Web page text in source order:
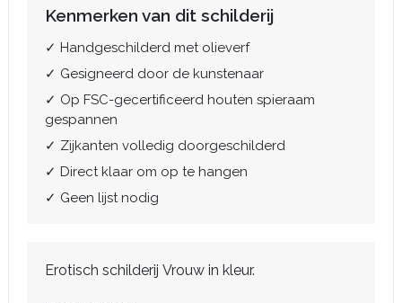
Kenmerken van dit schilderij
✓ Handgeschilderd met olieverf
✓ Gesigneerd door de kunstenaar
✓ Op FSC-gecertificeerd houten spieraam
gespannen
✓ Zijkanten volledig doorgeschilderd
✓ Direct klaar om op te hangen
✓ Geen lijst nodig
Erotisch schilderij Vrouw in kleur.